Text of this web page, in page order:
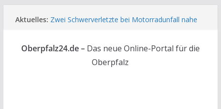
Inhalt
Aktuelles: Zwei Schwerverletzte bei Motorradunfall nahe
Landwirtschaft
Skelettteile in Wald bei Marktredwitz gefunden
Gesuchter Mann mit Messern und Schlagstock
Oberpfalz24.de – Das neue Online-Portal für die
Oberpfalz